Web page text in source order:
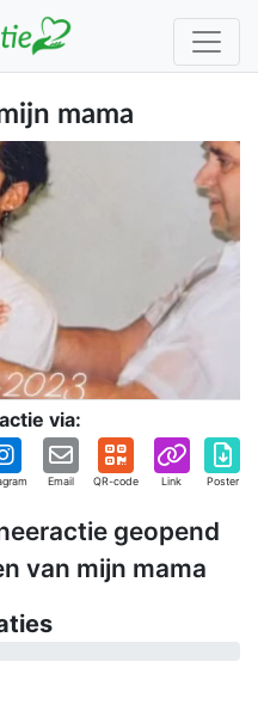
mama
via:
Email QR-code Link Poster
geopend
van mijn mama